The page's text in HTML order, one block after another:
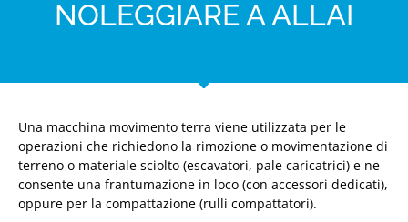
NOLEGGIARE A ALLAI
Una macchina movimento terra viene utilizzata per le
operazioni che richiedono la rimozione o movimentazione di
terreno o materiale sciolto (escavatori, pale caricatrici) e ne
consente una frantumazione in loco (con accessori dedicati),
oppure per la compattazione (rulli compattatori).